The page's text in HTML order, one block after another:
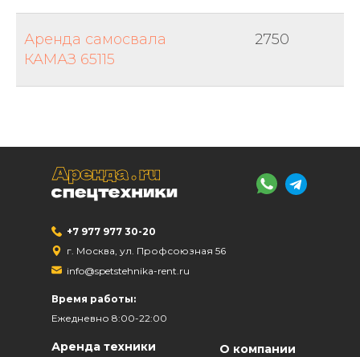
Аренда самосвала
КАМАЗ 65115
2750
О компании
Аренда техники
+7 977 977 30-20
г. Москва, ул. Профсоюзная 56
info@spetstehnika-rent.ru
Время работы:
Ежедневно 8:00-22:00